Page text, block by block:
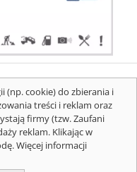
o cookies
(np. cookie) do zbierania i
treści i reklam oraz
firmy (tzw. Zaufani
reklam. Klikając w
Więcej informacji